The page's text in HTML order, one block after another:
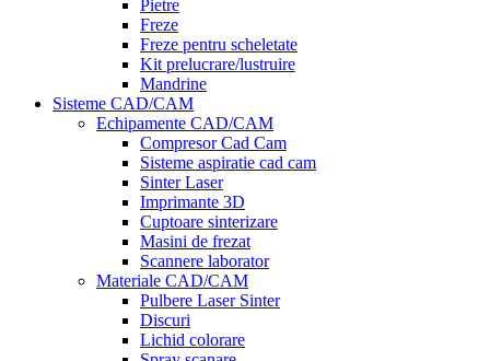
Pietre
Freze
Freze pentru scheletate
Kit prelucrare/lustruire
Mandrine
Sisteme CAD/CAM
Echipamente CAD/CAM
Compresor Cad Cam
Sisteme aspiratie cad cam
Sinter Laser
Imprimante 3D
Cuptoare sinterizare
Masini de frezat
Scannere laborator
Materiale CAD/CAM
Pulbere Laser Sinter
Discuri
Lichid colorare